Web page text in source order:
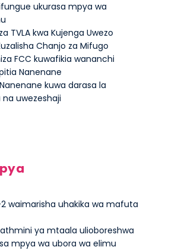
ukurasa mpya wa
TVLA kwa Kujenga Uwezo
Chanjo za Mifugo
FCC kuwafikia wananchi
Nanenane
kuwa darasa la
uwezeshaji
waimarisha uhakika wa mafuta
ya mtaala ulioboreshwa
mpya wa ubora wa elimu